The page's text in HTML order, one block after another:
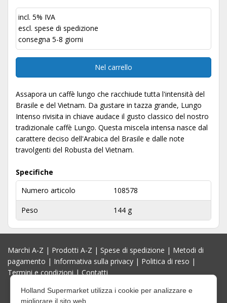
incl. 5% IVA
escl. spese di spedizione
consegna 5-8 giorni
Nel carrello
Assapora un caffè lungo che racchiude tutta l'intensità del
Brasile e del Vietnam. Da gustare in tazza grande, Lungo
Intenso rivisita in chiave audace il gusto classico del nostro
tradizionale caffè Lungo. Questa miscela intensa nasce dal
carattere deciso dell'Arabica del Brasile e dalle note
travolgenti del Robusta del Vietnam.
Specifiche
Numero articolo
108578
Peso 144 g
Marchi A-Z | Prodotti A-Z | Spese di spedizione | Metodi di
pagamento | Informativa sulla privacy | Politica di reso |
Termini e condizioni|Contatti
Holland Supermarket utilizza i cookie per analizzare e
migliorare il sito web.